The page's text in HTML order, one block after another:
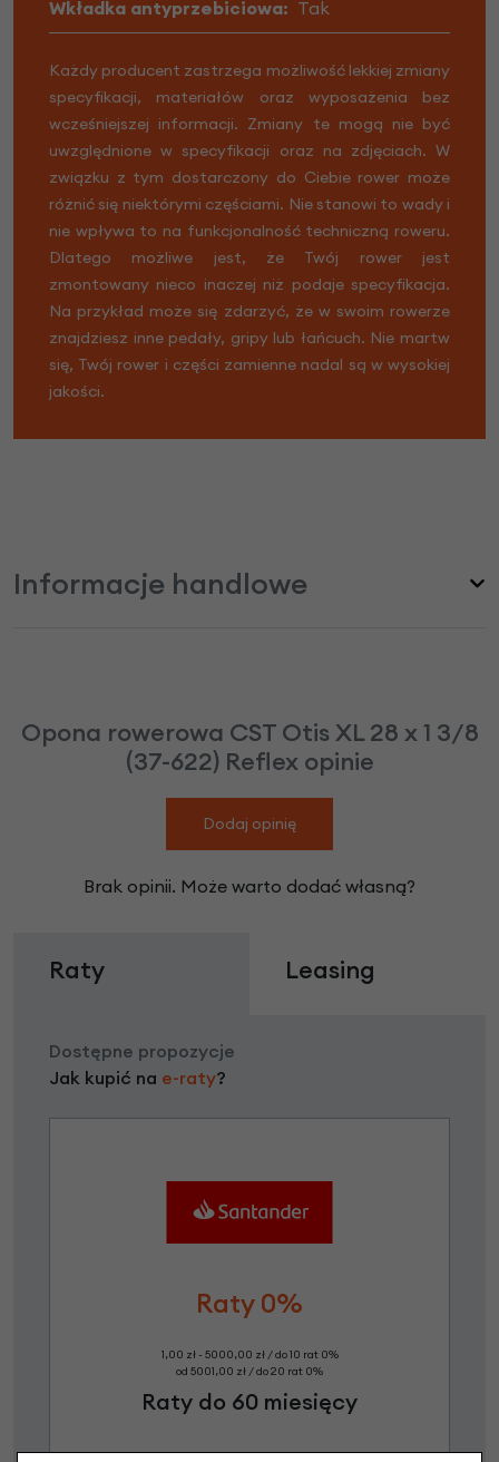
Wkładka antyprzebiciowa: Tak
Każdy producent zastrzega możliwość lekkiej zmiany
specyfikacji, materiałów oraz wyposażenia bez
wcześniejszej informacji. Zmiany te mogą nie być
uwzględnione w specyfikacji oraz na zdjęciach. W
związku z tym dostarczony do Ciebie rower może
różnić się niektórymi częściami. Nie stanowi to wady i
nie wpływa to na funkcjonalność techniczną roweru.
Dlatego możliwe jest, że Twój rower jest
zmontowany nieco inaczej niż podaje specyfikacja.
Na przykład może się zdarzyć, że w swoim rowerze
znajdziesz inne pedały, gripy lub łańcuch. Nie martw
się, Twój rower i części zamienne nadal są w wysokiej
jakości.
Informacje handlowe
Opona rowerowa CST Otis XL 28 x 1 3/8
(37-622) Reflex opinie
Dodaj opinię
Brak opinii. Może warto dodać własną?
Raty Leasing
Dostępne propozycje
Jak kupić na e-raty?
Raty 0%
1,00 zł - 5000,00 zł / do 10 rat 0%
od 5001,00 zł / do 20 rat 0%
Raty do 60 miesięcy